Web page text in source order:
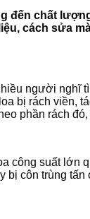
chất
cách sửa
người nghĩ
bị rách viền,
phần rách
công suất
côn trùng tấn